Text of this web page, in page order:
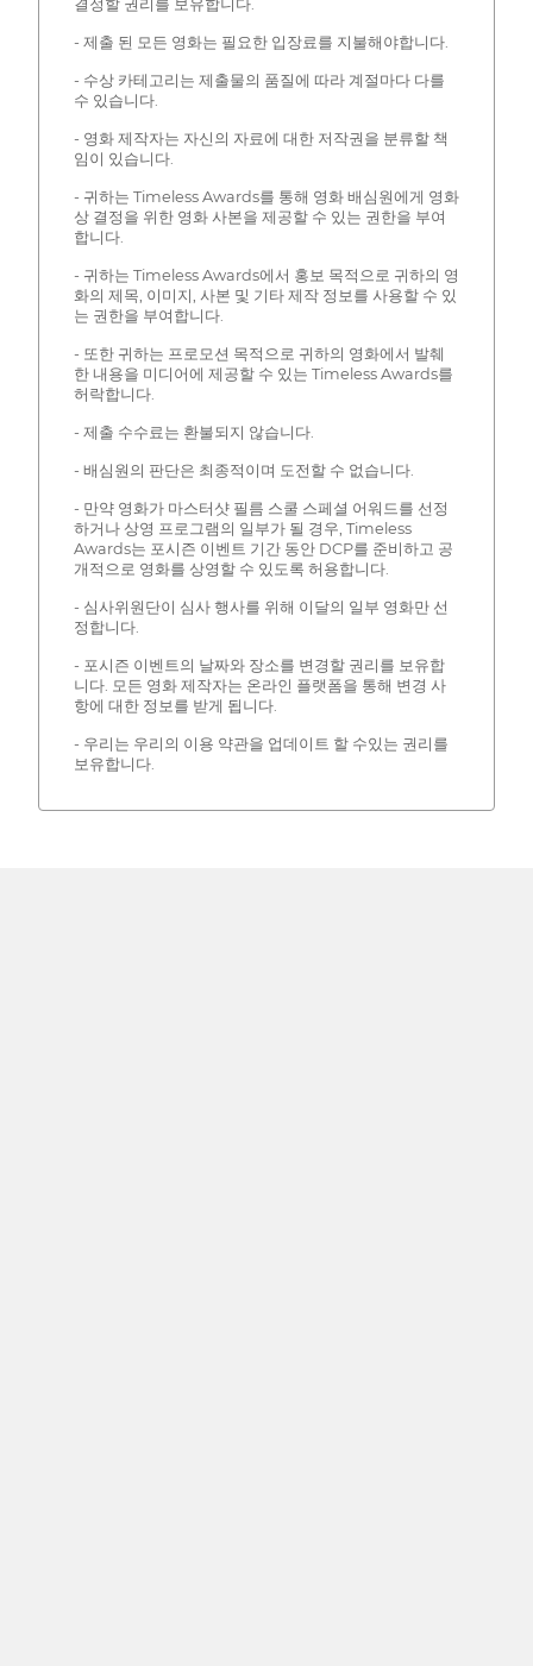
결정할 권리를 보유합니다.
- 제출 된 모든 영화는 필요한 입장료를 지불해야합니다.
- 수상 카테고리는 제출물의 품질에 따라 계절마다 다를
수 있습니다.
- 영화 제작자는 자신의 자료에 대한 저작권을 분류할 책
임이 있습니다.
- 귀하는 Timeless Awards를 통해 영화 배심원에게 영화
상 결정을 위한 영화 사본을 제공할 수 있는 권한을 부여
합니다.
- 귀하는 Timeless Awards에서 홍보 목적으로 귀하의 영
화의 제목, 이미지, 사본 및 기타 제작 정보를 사용할 수 있
는 권한을 부여합니다.
- 또한 귀하는 프로모션 목적으로 귀하의 영화에서 발췌
한 내용을 미디어에 제공할 수 있는 Timeless Awards를
허락합니다.
- 제출 수수료는 환불되지 않습니다.
- 배심원의 판단은 최종적이며 도전할 수 없습니다.
- 만약 영화가 마스터샷 필름 스쿨 스페셜 어워드를 선정
하거나 상영 프로그램의 일부가 될 경우, Timeless
Awards는 포시즌 이벤트 기간 동안 DCP를 준비하고 공
개적으로 영화를 상영할 수 있도록 허용합니다.
- 심사위원단이 심사 행사를 위해 이달의 일부 영화만 선
정합니다.
- 포시즌 이벤트의 날짜와 장소를 변경할 권리를 보유합
니다. 모든 영화 제작자는 온라인 플랫폼을 통해 변경 사
항에 대한 정보를 받게 됩니다.
- 우리는 우리의 이용 약관을 업데이트 할 수있는 권리를
보유합니다.